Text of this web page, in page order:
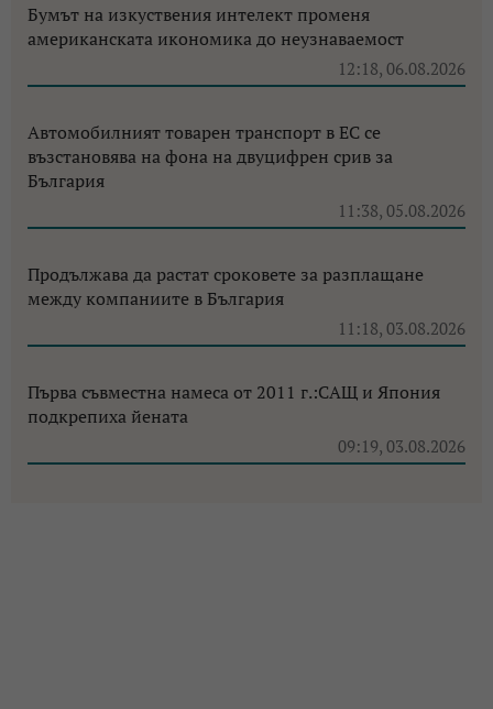
Бумът на изкуствения интелект променя
американската икономика до неузнаваемост
12:18, 06.08.2026
Автомобилният товарен транспорт в ЕС се
възстановява на фона на двуцифрен срив за
България
11:38, 05.08.2026
Продължава да растат сроковете за разплащане
между компаниите в България
11:18, 03.08.2026
Първа съвместна намеса от 2011 г.:САЩ и Япония
подкрепиха йената
09:19, 03.08.2026